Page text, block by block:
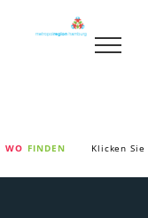
WO FINDEN
Klicken Sie